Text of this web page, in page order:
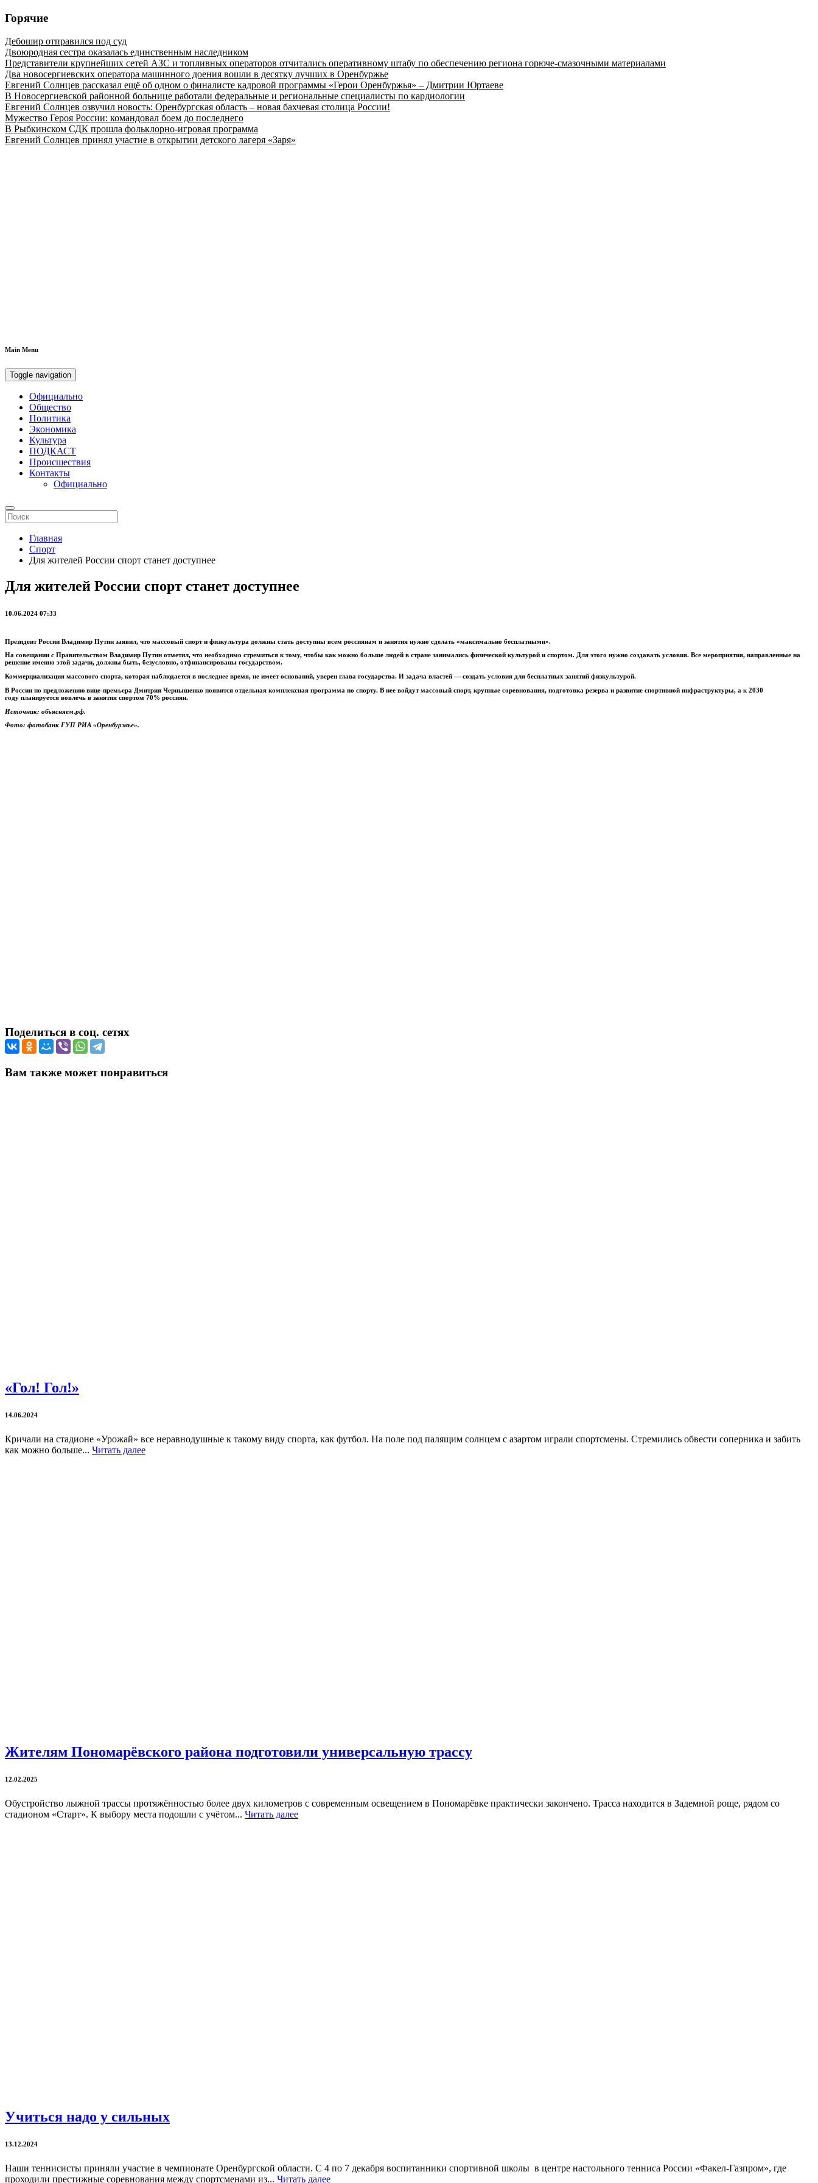
Горячие
Дебошир отправился под суд
Двоюродная сестра оказалась единственным наследником
Представители крупнейших сетей АЗС и топливных операторов отчитались оперативному штабу по обеспечению региона горюче‑смазочными материалами
Два новосергиевских оператора машинного доения вошли в десятку лучших в Оренбуржье
Евгений Солнцев рассказал ещё об одном о финалисте кадровой программы «Герои Оренбуржья» – Дмитрии Юртаеве
В Новосергиевской районной больнице работали федеральные и региональные специалисты по кардиологии
Евгений Солнцев озвучил новость: Оренбургская область – новая бахчевая столица России!
Мужество Героя России: командовал боем до последнего
В Рыбкинском СДК прошла фольклорно-игровая программа
Евгений Солнцев принял участие в открытии детского лагеря «Заря»
Main Menu
Toggle navigation
Официально
Общество
Политика
Экономика
Культура
ПОДКАСТ
Происшествия
Контакты
Официально
Главная
Спорт
Для жителей России спорт станет доступнее
Для жителей России спорт станет доступнее
10.06.2024 07:33
Президент России Владимир Путин заявил, что массовый спорт и физкультура должны стать доступны всем россиянам и занятия нужно сделать «максимально бесплатными».
На совещании с Правительством Владимир Путин отметил, что необходимо стремиться к тому, чтобы как можно больше людей в стране занимались физической культурой и спортом. Для этого нужно создавать условия. Все мероприятия, направленные на
решение именно этой задачи, должны быть, безусловно, отфинансированы государством.
Коммерциализация массового спорта, которая наблюдается в последнее время, не имеет оснований, уверен глава государства. И задача властей — создать условия для бесплатных занятий физкультурой.
В России по предложению вице-премьера Дмитрия Чернышенко появится отдельная комплексная программа по спорту. В нее войдут массовый спорт, крупные соревнования, подготовка резерва и развитие спортивной инфраструктуры, а к 2030
году планируется вовлечь в занятия спортом 70% россиян.
Источник: объясняем.рф.
Фото: фотобанк ГУП РИА «Оренбуржье».
Поделиться в соц. сетях
Вам также может понравиться
«Гол! Гол!»
14.06.2024
Кричали на стадионе «Урожай» все неравнодушные к такому виду спорта, как футбол. На поле под палящим солнцем с азартом играли спортсмены. Стремились обвести соперника и забить
как можно больше... Читать далее
Жителям Пономарёвского района подготовили универсальную трассу
12.02.2025
Обустройство лыжной трассы протяжённостью более двух километров с современным освещением в Пономарёвке практически закончено. Трасса находится в Задемной роще, рядом со
стадионом «Старт». К выбору места подошли с учётом... Читать далее
Учиться надо у сильных
13.12.2024
Наши теннисисты приняли участие в чемпионате Оренбургской области. С 4 по 7 декабря воспитанники спортивной школы в центре настольного тенниса России «Факел-Газпром», где
проходили престижные соревнования между спортсменами из... Читать далее